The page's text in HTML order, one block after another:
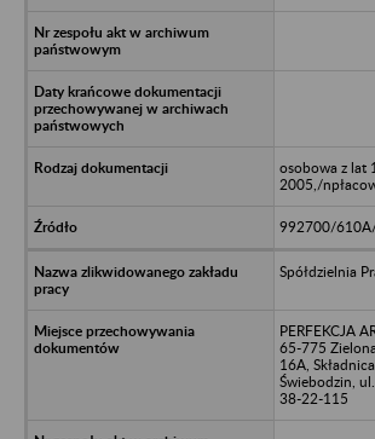
osobowa z lat
2005,/
992700/
Spółdzielnia
PERFEKCJA
65-775
16A,
Świebodzin,
38-22-115